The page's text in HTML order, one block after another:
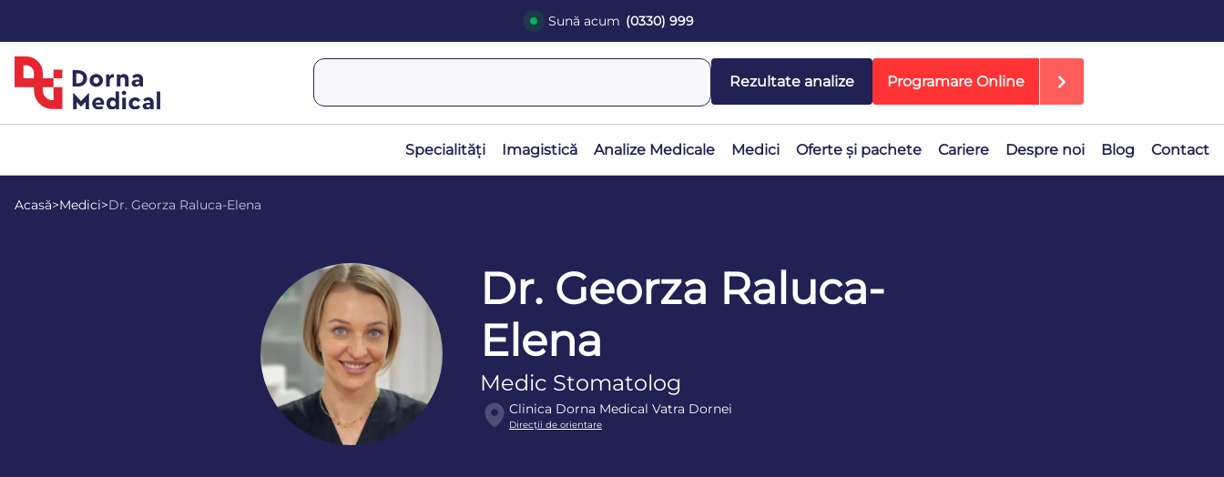
Sună acum (0330) 999
Rezultate analize Programare Online
Specialități Imagistică Analize Medicale Medici Oferte și pachete Cariere Despre noi Blog Contact
Acasă>Medici>Dr. Georza Raluca-Elena
Dr. Georza Raluca-
Elena
Medic Stomatolog
Clinica Dorna Medical Vatra Dornei
Direcţii de orientare